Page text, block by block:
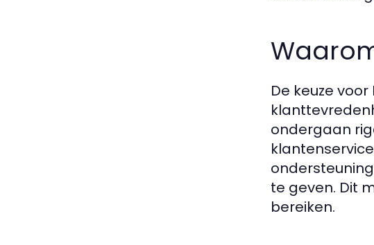
De keuze
ondergaan
te geven. Dit
bereiken.